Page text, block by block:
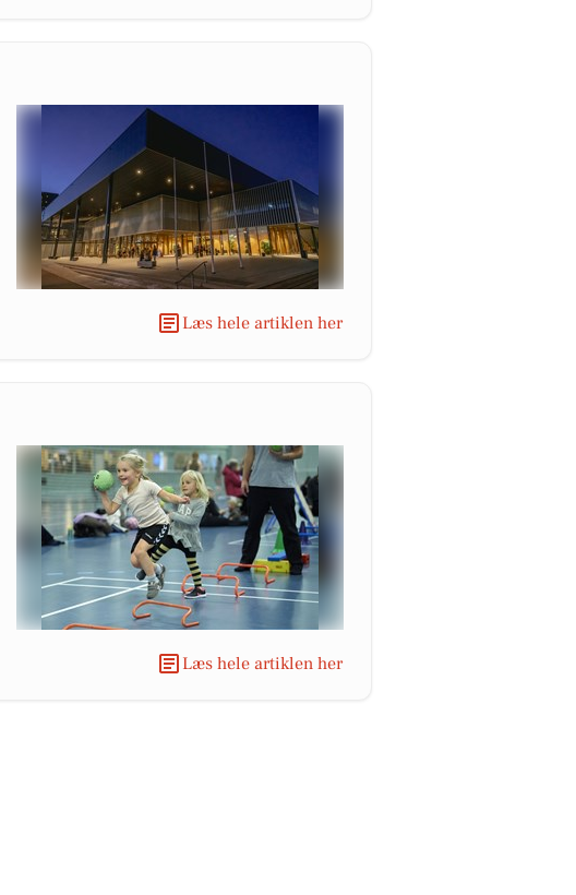
Læs hele artiklen her
Læs hele artiklen her